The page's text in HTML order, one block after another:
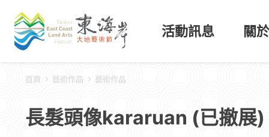
活動訊息 關
首頁 藝術作品 藝術作品
長髮頭像kararuan (已撤展)